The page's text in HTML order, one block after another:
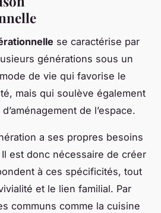
se caractérise par
générations sous un
de vie qui favorise le
mais qui soulève également
de l’espace.
a ses propres besoins
est donc nécessaire de créer
à ces spécificités, tout
et le lien familial. Par
communs comme la cuisine